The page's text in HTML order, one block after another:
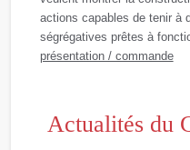
actions capables de tenir à
ségrégatives prêtes à
présentation / commande
Actualités du